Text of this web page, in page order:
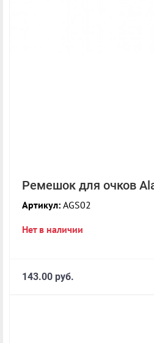
Ремешок для очков
Артикул: AGS02
Нет в наличии
143.00 руб.